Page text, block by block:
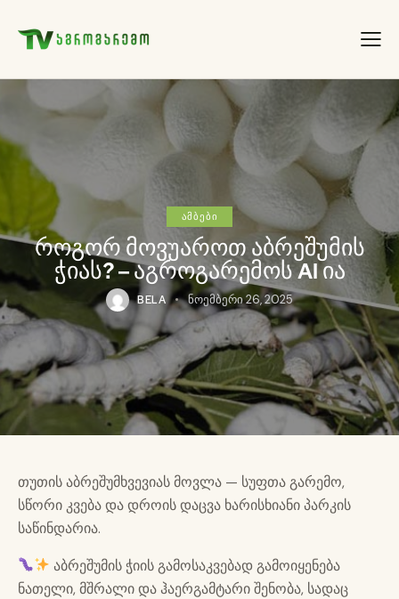
ᲐᲛᲑᲔᲑᲘ
როგორ მოვუაროთ აბრეშუმის
ჭიას? – აგროგარემოს AI ია
BELA ნოემბერი 26, 2025
თუთის აბრეშუმხვევიას მოვლა — სუფთა გარემო,
სწორი კვება და დროის დაცვა ხარისხიანი პარკის
საწინდარია.
აბრეშუმის ჭიის გამოსაკვებად გამოიყენება
ნათელი, მშრალი და ჰაერგამტარი შენობა, სადაც